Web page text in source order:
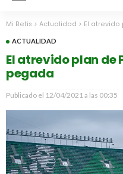
Mi Betis > Actualidad > El
ACTUALIDAD
El atrevido plan de
pegada
Publicado el 12/04/2021 a las 00:35